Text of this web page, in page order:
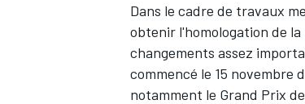
WEC
Dans le cadre de travaux
obtenir l'homologation de
changements assez
commencé le 15 novembre
notamment le Grand Prix